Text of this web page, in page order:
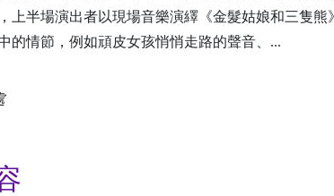
上半場演出者以現場音樂演繹《金髮姑娘和三隻熊
的情節，例如頑皮女孩悄悄走路的聲音、...